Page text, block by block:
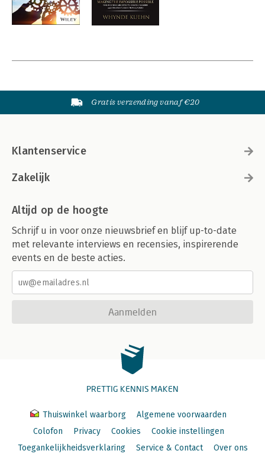
Gratis verzending vanaf €20
Klantenservice
Zakelijk
Altijd op de hoogte
Schrijf u in voor onze nieuwsbrief en blijf up-to-date
met relevante interviews en recensies, inspirerende
events en de beste acties.
Aanmelden
PRETTIG KENNIS MAKEN
Thuiswinkel waarborg
Algemene voorwaarden
Colofon
Privacy Cookies
Cookie instellingen
Toegankelijkheidsverklaring
Service & Contact Over ons